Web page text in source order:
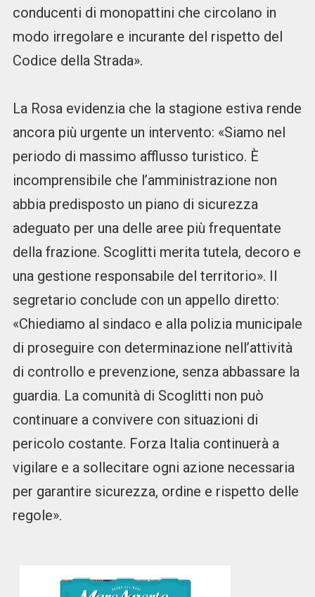
conducenti di monopattini che circolano in
modo irregolare e incurante del rispetto del
Codice della Strada».
La Rosa evidenzia che la stagione estiva rende
ancora più urgente un intervento: «Siamo nel
periodo di massimo afflusso turistico. È
incomprensibile che l’amministrazione non
abbia predisposto un piano di sicurezza
adeguato per una delle aree più frequentate
della frazione. Scoglitti merita tutela, decoro e
una gestione responsabile del territorio». Il
segretario conclude con un appello diretto:
«Chiediamo al sindaco e alla polizia municipale
di proseguire con determinazione nell’attività
di controllo e prevenzione, senza abbassare la
guardia. La comunità di Scoglitti non può
continuare a convivere con situazioni di
pericolo costante. Forza Italia continuerà a
vigilare e a sollecitare ogni azione necessaria
per garantire sicurezza, ordine e rispetto delle
regole».